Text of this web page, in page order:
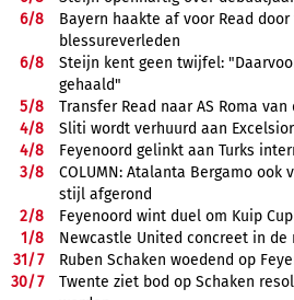
6/8
Bayern haakte af voor Read
blessureverleden
6/8
Steijn kent geen twijfel:
gehaald"
5/8
Transfer Read naar AS Roma van
4/8
Sliti wordt verhuurd aan Excelsior
4/8
Feyenoord gelinkt aan Turks
3/8
COLUMN: Atalanta Bergamo ook
stijl afgerond
2/8
Feyenoord wint duel om Kuip
1/8
Newcastle United concreet in de
31/7
Ruben Schaken woedend op
30/7
Twente ziet bod op Schaken